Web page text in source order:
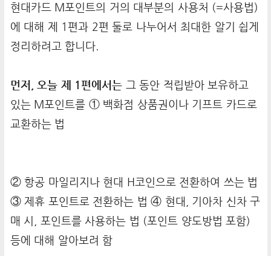
현대카드 M포인트의 거의 대부분의 사용처 (=사용법)
에 대해 제 1편과 2편 둘로 나누어서 최대한 알기 쉽게
정리하려고 합니다.
먼저, 오늘 제 1편에서는 그 동안 적립받아 보유하고
있는 M포인트를 ① 백화점 상품권이나 기프트 카드로
교환하는 법
② 항공 마일리지나 현대 H코인으로 전환하여 쓰는 법
③ 제휴 포인트로 전환하는 법 ④ 현대, 기아차 신차 구
매 시, 포인트를 사용하는 법 (포인트 양도방법 포함)
등에 대해 알아보려 함